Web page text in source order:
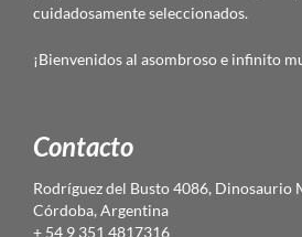
cuidadosamente seleccionados.
¡Bienvenidos al asombroso e infinito
Contacto
Rodríguez del Busto 4086, Dinosaurio
Córdoba, Argentina
+ 54 9 351 4817316